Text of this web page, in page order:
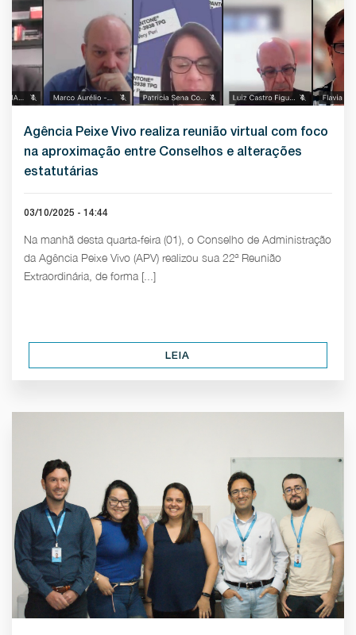
Agência Peixe Vivo realiza reunião virtual com foco
na aproximação entre Conselhos e alterações
estatutárias
03/10/2025 - 14:44
Na manhã desta quarta-feira (01), o Conselho de Administração
da Agência Peixe Vivo (APV) realizou sua 22ª Reunião
Extraordinária, de forma [...]
LEIA